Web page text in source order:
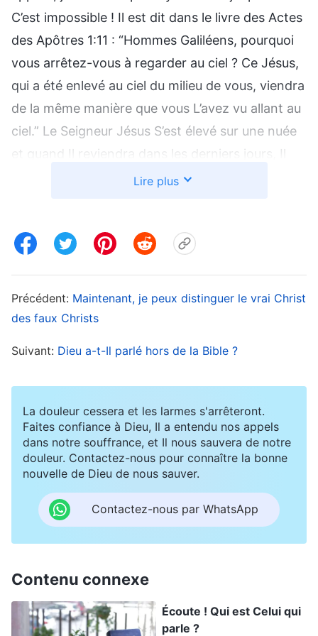
C’est impossible ! Il est dit dans le livre des Actes
des Apôtres 1:11 : “Hommes Galiléens, pourquoi
vous arrêtez-vous à regarder au ciel ? Ce Jésus,
qui a été enlevé au ciel du milieu de vous, viendra
de la même manière que vous L’avez vu allant au
ciel.” Le Seigneur Jésus S’est élevé sur une nuée
et quand Il reviendra dans les derniers jours, Il
devrait revenir sur une nuée avec une grande
en accord avec la Bible. » J’ai dit à Mireille ce que
ça, on ne s’est pas penchées davantage sur
l’Église de Dieu Tout-Puissant
question est revenue entre Mireille et moi
quelques mois plus tard. Nous avons parlé de la
façon dont les paroles qu’ils lisaient dans ce film
dépasser ce que n’importe qui pourrait dire. Dans
alors les choses n’étaient peut-être pas si
simples. Mais je me suis alors souvenue que la
Bible affirmait clairement que le Seigneur
Lire plus
Précédent: Maintenant, je peux distinguer le vrai Christ
des faux Christs
Suivant: Dieu a-t-Il parlé hors de la Bible ?
La douleur cessera et les larmes s'arrêteront.
Faites confiance à Dieu, Il a entendu nos appels
dans notre souffrance, et Il nous sauvera de notre
douleur. Contactez-nous pour connaître la bonne
nouvelle de Dieu de nous sauver.
Contactez-nous par WhatsApp
Contenu connexe
Écoute ! Qui est Celui qui
parle ?